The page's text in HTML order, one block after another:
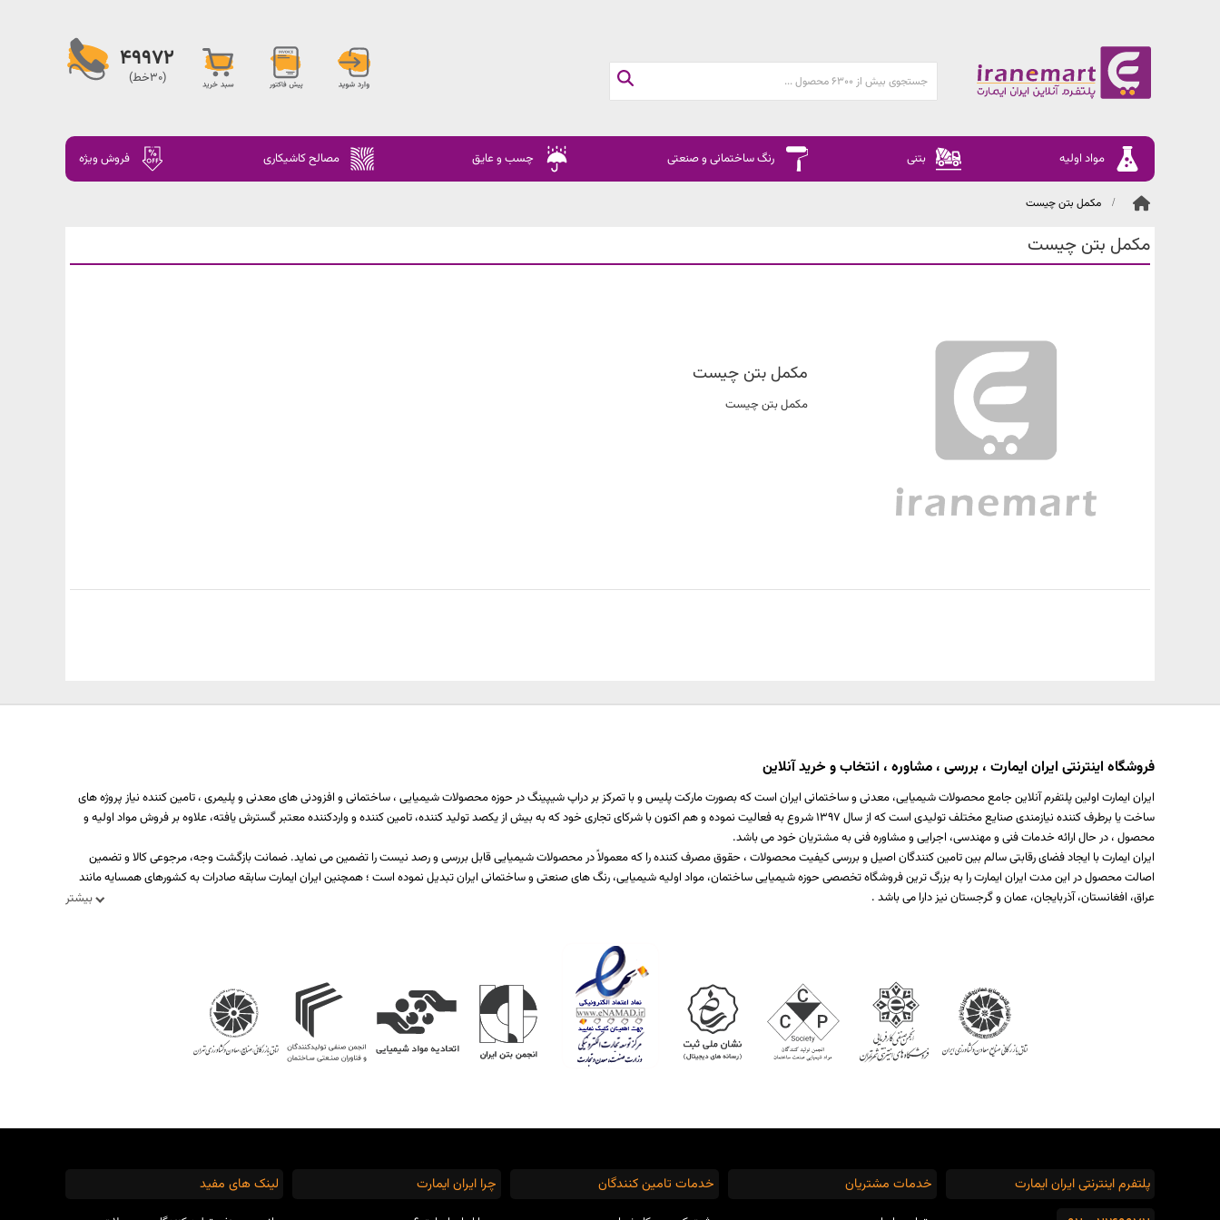
49972
(30خط)
مواد اولیه بتنی رنگ ساختمانی و صنعتی چسب و عایق مصالح کاشیکاری فروش ویژه
مکمل بتن چیست
مکمل بتن چیست
مکمل بتن چیست
مکمل بتن چیست
فروشگاه اینترنتی ایران ایمارت ، بررسی ، مشاوره ، انتخاب و خرید آنلاین
بیشتر
ایران ایمارت اولین پلتفرم آنلاین جامع محصولات شیمیایی، معدنی و ساختمانی ایران است که بصورت مارکت پلیس و با تمرکز بر دراپ شیپینگ در حوزه محصولات شیمیایی ، ساختمانی و افزودنی های معدنی و پلیمری ، تامین کننده نیاز پروژه های
ساخت یا برطرف کننده نیازمندی صنایع مختلف تولیدی است که از سال 1397 شروع به فعالیت نموده و هم اکنون با شرکای تجاری خود که به بیش از یکصد تولید کننده، تامین کننده و واردکننده معتبر گسترش یافته، علاوه بر فروش مواد اولیه و
محصول ، در حال ارائه خدمات فنی و مهندسی، اجرایی و مشاوره فنی به مشتریان خود می باشد.
ایران ایمارت با ایجاد فضای رقابتی سالم بین تامین کنندگان اصیل و بررسی کیفیت محصولات ، حقوق مصرف کننده را که معمولاً در محصولات شیمیایی قابل بررسی و رصد نیست را تضمین می نماید. ضمانت بازگشت وجه، مرجوعی کالا و تضمین
اصالت محصول در این مدت ایران ایمارت را به بزرگ ترین فروشگاه تخصصی حوزه شیمیایی ساختمان، مواد اولیه شیمیایی، رنگ های صنعتی و ساختمانی ایران تبدیل نموده است ؛ همچنین ایران ایمارت سابقه صادرات به کشورهای همسایه مانند
عراق، افغانستان، آذربایجان، عمان و گرجستان نیز دارا می باشد .
پلتفرم اینترنتی ایران ایمارت خدمات مشتریان خدمات تامین کنندگان چرا ایران ایمارت لینک های مفید